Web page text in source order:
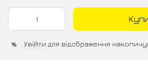
% Увійти для відображення